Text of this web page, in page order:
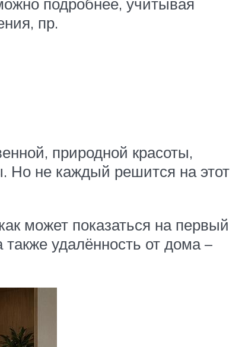
пр.
природной красоты,
Но не каждый решится на этот
может показаться на первый
удалённость от дома –